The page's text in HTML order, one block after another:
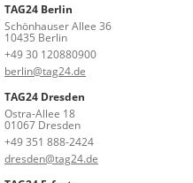
TAG24 Berlin
Schönhauser Allee 36
10435 Berlin
+49 30 120880900
berlin@tag24.de
TAG24 Dresden
Ostra-Allee 18
01067 Dresden
+49 351 888-2424
dresden@tag24.de